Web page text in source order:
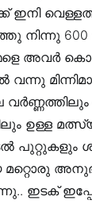
ഇനി
നിന്നു 600
അവർ
വന്നു
ഉള്ള
പുറ്റുകളും
ഇടക്